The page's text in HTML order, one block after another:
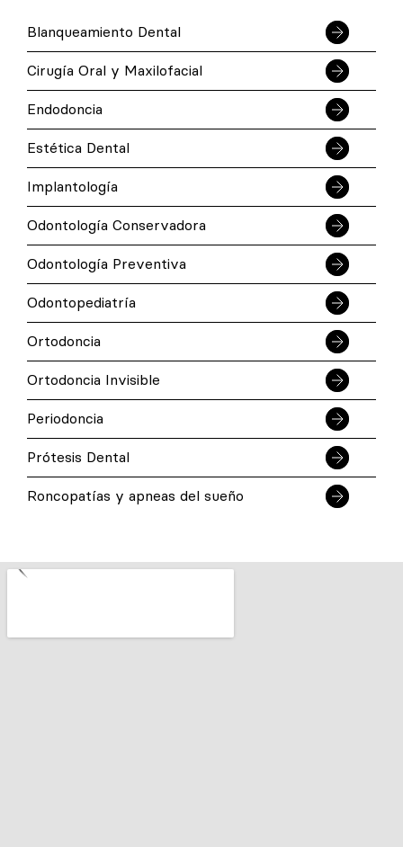
Blanqueamiento Dental
Cirugía Oral y Maxilofacial
Endodoncia
Estética Dental
Implantología
Odontología Conservadora
Odontología Preventiva
Odontopediatría
Ortodoncia
Ortodoncia Invisible
Periodoncia
Prótesis Dental
Roncopatías y apneas del sueño